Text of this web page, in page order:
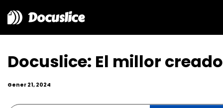
Docuslice
Docuslice: El millor
Gener 21, 2024